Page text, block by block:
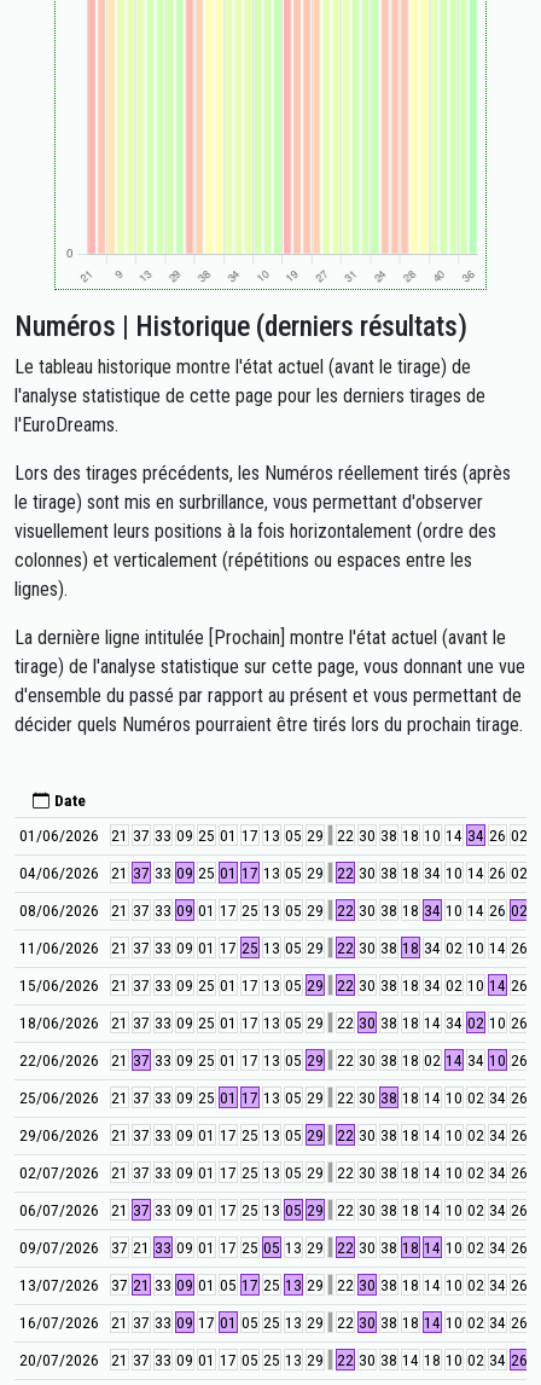
Numéros | Historique (derniers résultats)
Le tableau historique montre l'état actuel (avant le tirage) de
l'analyse statistique de cette page pour les derniers tirages de
l'EuroDreams.
Lors des tirages précédents, les Numéros réellement tirés (après
le tirage) sont mis en surbrillance, vous permettant d'observer
visuellement leurs positions à la fois horizontalement (ordre des
colonnes) et verticalement (répétitions ou espaces entre les
lignes).
La dernière ligne intitulée [Prochain] montre l'état actuel (avant le
tirage) de l'analyse statistique sur cette page, vous donnant une vue
d'ensemble du passé par rapport au présent et vous permettant de
décider quels Numéros pourraient être tirés lors du prochain tirage.
Date
01/06/2026
21 37 33 09 25 01 17 13 05 29 22 30 38 18 10 14 34 26 02
04/06/2026
21 37 33 09 25 01 17 13 05 29 22 30 38 18 34 10 14 26 02
08/06/2026
21 37 33 09 01 17 25 13 05 29 22 30 38 18 34 10 14 26 02
11/06/2026
21 37 33 09 01 17 25 13 05 29 22 30 38 18 34 02 10 14 26
15/06/2026
21 37 33 09 25 01 17 13 05 29 22 30 38 18 34 02 10 14 26
18/06/2026
21 37 33 09 25 01 17 13 05 29 22 30 38 18 14 34 02 10 26
22/06/2026
21 37 33 09 25 01 17 13 05 29 22 30 38 18 02 14 34 10 26
25/06/2026
21 37 33 09 25 01 17 13 05 29 22 30 38 18 14 10 02 34 26
29/06/2026
21 37 33 09 01 17 25 13 05 29 22 30 38 18 14 10 02 34 26
02/07/2026
21 37 33 09 01 17 25 13 05 29 22 30 38 18 14 10 02 34 26
06/07/2026
21 37 33 09 01 17 25 13 05 29 22 30 38 18 14 10 02 34 26
09/07/2026
37 21 33 09 01 17 25 05 13 29 22 30 38 18 14 10 02 34 26
13/07/2026
37 21 33 09 01 05 17 25 13 29 22 30 38 18 14 10 02 34 26
16/07/2026
21 37 33 09 17 01 05 25 13 29 22 30 38 18 14 10 02 34 26
20/07/2026
21 37 33 09 01 17 05 25 13 29 22 30 38 14 18 10 02 34 26